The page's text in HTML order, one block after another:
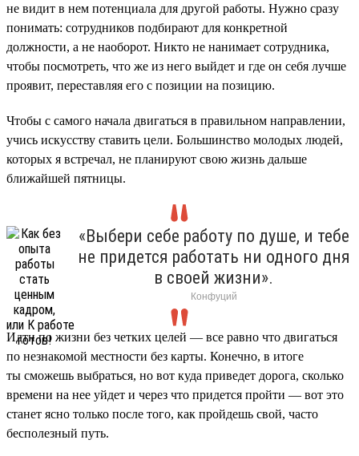
не видит в нем потенциала для другой работы. Нужно сразу
понимать: сотрудников подбирают для конкретной
должности, а не наоборот. Никто не нанимает сотрудника,
чтобы посмотреть, что же из него выйдет и где он себя лучше
проявит, переставляя его с позиции на позицию.
Чтобы с самого начала двигаться в правильном направлении,
учись искусству ставить цели. Большинство молодых людей,
которых я встречал, не планируют свою жизнь дальше
ближайшей пятницы.
«Выбери себе работу по душе, и тебе
не придется работать ни одного дня
в своей жизни».
Конфуций
Идти по жизни без четких целей — все равно что двигаться
по незнакомой местности без карты. Конечно, в итоге
ты сможешь выбраться, но вот куда приведет дорога, сколько
времени на нее уйдет и через что придется пройти — вот это
станет ясно только после того, как пройдешь свой, часто
бесполезный путь.